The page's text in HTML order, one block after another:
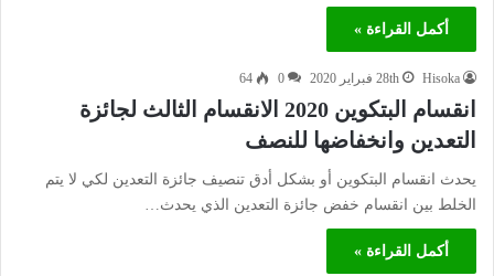
أكمل القراءة »
Hisoka 28th فبراير 2020 0
64
انقسام البتكوين 2020 الانقسام الثالث لجائزة
التعدين وانخفاضها للنصف
يحدث انقسام البتكوين أو بشكل أدق تنصيف جائزة التعدين لكي لا يتم
الخلط بين انقسام خفض جائزة التعدين الذي يحدث…
أكمل القراءة »